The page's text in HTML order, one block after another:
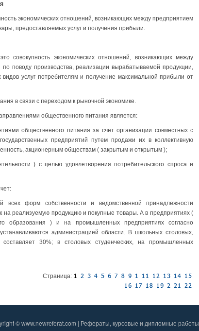
экономических отношений, возникающих между предприятием
предоставляемых услуг и получения прибыли.
совокупность экономических отношений, возникающих между
поводу производства, реализации вырабатываемой продукции,
услуг потребителям и получение максимальной прибыли от
в связи с переходом к рыночной экономике.
общественного питания является:
общественного питания за счет организации совместных с
предприятий путем продажи их в коллективную
акционерным обществам ( закрытым и открытым );
) с целью удовлетворения потребительского спроса и
всех форм собственности и ведомственной принадлежности
на реализуемую продукцию и покупные товары. А в предприятиях (
образования ) и на промышленных предприятиях согласно
администрацией области. В школьных столовых,
составляет 30%; в столовых студенческих, на промышленных
Страница:
© www.newreferat.com | Рефераты, курсовые и дипломные работы